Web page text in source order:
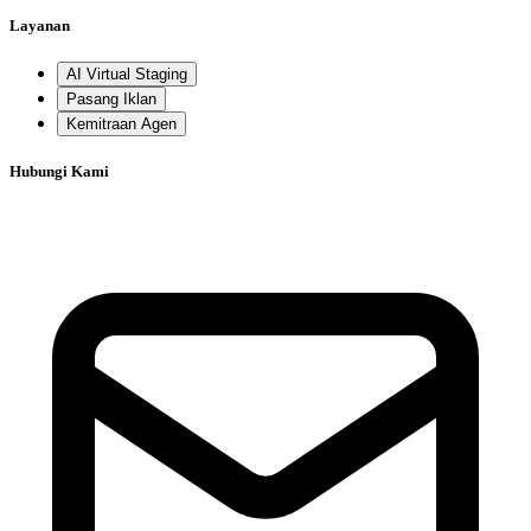
Layanan
AI Virtual Staging
Pasang Iklan
Kemitraan Agen
Hubungi Kami